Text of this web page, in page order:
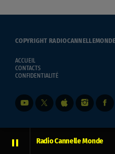
pause Radio Cannelle Monde
COPYRIGHT
ACCUEIL
CONTACTS
CONFIDENTIALITÉ